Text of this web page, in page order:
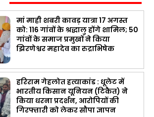
मां माही शबरी कावड़ यात्रा 17 अगस्त
को: 116 गांवों के श्रद्धालु होंगे शामिल; 50
गांवों के समाज प्रमुखों ने किया
झिरणेश्वर महादेव का रुद्राभिषेक
हरिराम गेहलोत हत्याकांड : धूलेट में
भारतीय किसान यूनियन (टिकैत) ने
किया धरना प्रदर्शन, आरोपियों की
गिरफ्तारी को लेकर सौपा ज्ञापन